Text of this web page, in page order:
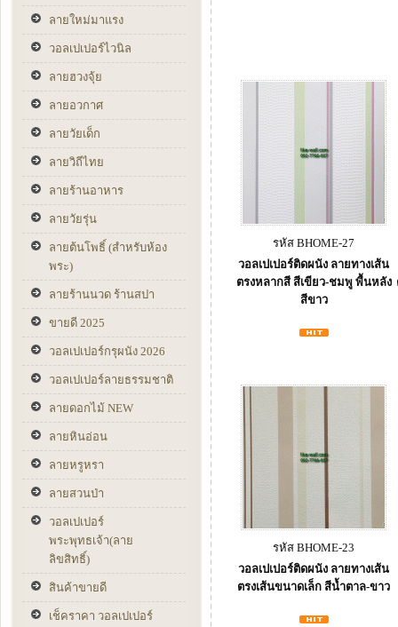
ลายใหม่มาแรง
วอลเปเปอร์ไวนิล
ลายฮวงจุ้ย
ลายอวกาศ
ลายวัยเด็ก
ลายวิถีไทย
ลายร้านอาหาร
ลายวัยรุ่น
ลายต้นโพธิ์ (สำหรับห้อง
พระ)
ลายร้านนวด ร้านสปา
ขายดี 2025
วอลเปเปอร์กรุผนัง 2026
วอลเปเปอร์ลายธรรมชาติ
ลายดอกไม้ NEW
ลายหินอ่อน
ลายหรูหรา
ลายสวนป่า
วอลเปเปอร์
พระพุทธเจ้า(ลาย
ลิขสิทธิ์)
สินค้าขายดี
เช็คราคา วอลเปเปอร์
รหัส BHOME-27
วอลเปเปอร์ติดผนัง ลายทางเส้น
ตรงหลากสี สีเขียว-ชมพู พื้นหลัง
สีขาว
รหัส BHOME-23
วอลเปเปอร์ติดผนัง ลายทางเส้น
ตรงเส้นขนาดเล็ก สีน้ำตาล-ขาว